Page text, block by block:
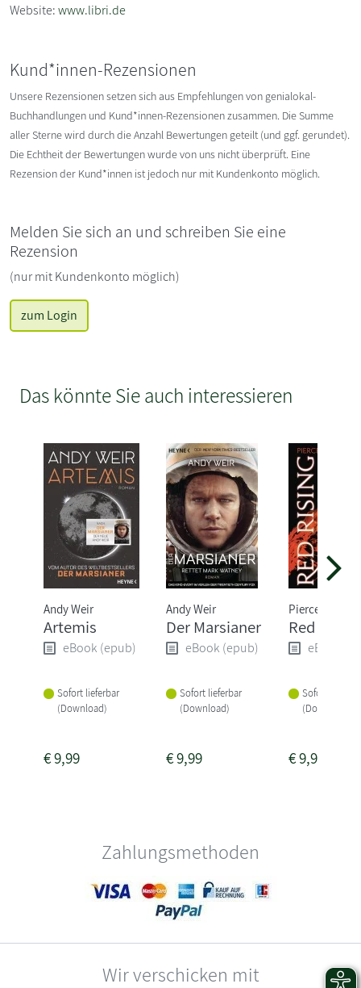
Website:www.libri.de
Kund*innen-Rezensionen
Unsere Rezensionen setzen sich aus Empfehlungen von genialokal-
Buchhandlungen und Kund*innen-Rezensionen zusammen. Die Summe
aller Sterne wird durch die Anzahl Bewertungen geteilt (und ggf. gerundet).
Die Echtheit der Bewertungen wurde von uns nicht überprüft. Eine
Rezension der Kund*innen ist jedoch nur mit Kundenkonto möglich.
Melden Sie sich an und schreiben Sie eine
Rezension
(nur mit Kundenkonto möglich)
zum Login
Das könnte Sie auch interessieren
Andy Weir
Artemis
eBook (epub)
Sofort lieferbar
(Download)
€9,99
Andy Weir
Der Marsianer
eBook (epub)
Sofort lieferbar
(Download)
€9,99
Pierce Brown
Red Rising
eBook
Sofort
(Download)
€9,99
Zahlungsmethoden
Wir verschicken mit